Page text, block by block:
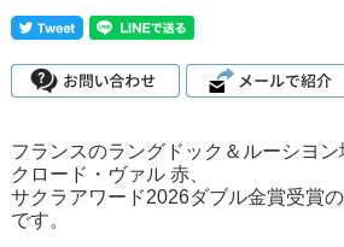
フランスのラングドック＆ルーシヨン
クロード・ヴァル 赤、
サクラアワード2026ダブル金賞受賞
です。